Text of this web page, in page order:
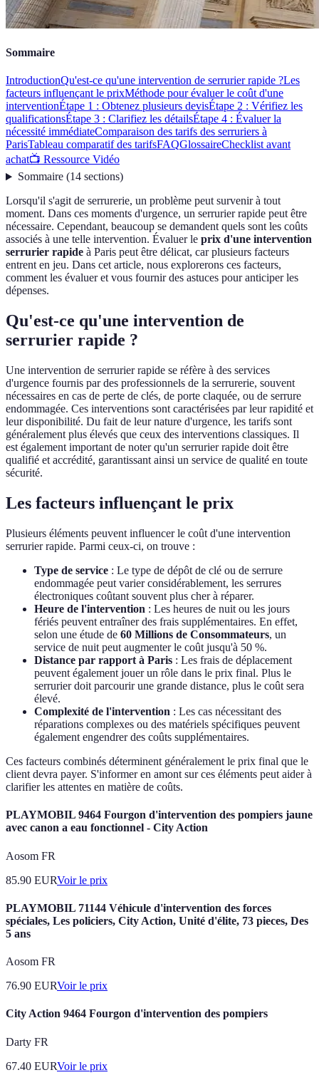
Sommaire
IntroductionQu'est-ce qu'une intervention de serrurier rapide ?Les
facteurs influençant le prixMéthode pour évaluer le coût d'une
interventionÉtape 1 : Obtenez plusieurs devisÉtape 2 : Vérifiez les
qualificationsÉtape 3 : Clarifiez les détailsÉtape 4 : Évaluer la
nécessité immédiateComparaison des tarifs des serruriers à
ParisTableau comparatif des tarifsFAQGlossaireChecklist avant
achat📺 Ressource Vidéo
Sommaire(14 sections)
Lorsqu'il s'agit de serrurerie, un problème peut survenir à tout
moment. Dans ces moments d'urgence, un serrurier rapide peut être
nécessaire. Cependant, beaucoup se demandent quels sont les coûts
associés à une telle intervention. Évaluer le prix d'une intervention
serrurier rapide à Paris peut être délicat, car plusieurs facteurs
entrent en jeu. Dans cet article, nous explorerons ces facteurs,
comment les évaluer et vous fournir des astuces pour anticiper les
dépenses.
Qu'est-ce qu'une intervention de
serrurier rapide ?
Une intervention de serrurier rapide se réfère à des services
d'urgence fournis par des professionnels de la serrurerie, souvent
nécessaires en cas de perte de clés, de porte claquée, ou de serrure
endommagée. Ces interventions sont caractérisées par leur rapidité et
leur disponibilité. Du fait de leur nature d'urgence, les tarifs sont
généralement plus élevés que ceux des interventions classiques. Il
est également important de noter qu'un serrurier rapide doit être
qualifié et accrédité, garantissant ainsi un service de qualité en toute
sécurité.
Les facteurs influençant le prix
Plusieurs éléments peuvent influencer le coût d'une intervention
serrurier rapide. Parmi ceux-ci, on trouve :
Type de service : Le type de dépôt de clé ou de serrure
endommagée peut varier considérablement, les serrures
électroniques coûtant souvent plus cher à réparer.
Heure de l'intervention : Les heures de nuit ou les jours
fériés peuvent entraîner des frais supplémentaires. En effet,
selon une étude de 60 Millions de Consommateurs, un
service de nuit peut augmenter le coût jusqu'à 50 %.
Distance par rapport à Paris : Les frais de déplacement
peuvent également jouer un rôle dans le prix final. Plus le
serrurier doit parcourir une grande distance, plus le coût sera
élevé.
Complexité de l'intervention : Les cas nécessitant des
réparations complexes ou des matériels spécifiques peuvent
également engendrer des coûts supplémentaires.
Ces facteurs combinés déterminent généralement le prix final que le
client devra payer. S'informer en amont sur ces éléments peut aider à
clarifier les attentes en matière de coûts.
PLAYMOBIL 9464 Fourgon d'intervention des pompiers jaune
avec canon a eau fonctionnel - City Action
Aosom FR
85.90 EURVoir le prix
PLAYMOBIL 71144 Véhicule d'intervention des forces
spéciales, Les policiers, City Action, Unité d'élite, 73 pieces, Des
5 ans
Aosom FR
76.90 EURVoir le prix
City Action 9464 Fourgon d'intervention des pompiers
Darty FR
67.40 EURVoir le prix